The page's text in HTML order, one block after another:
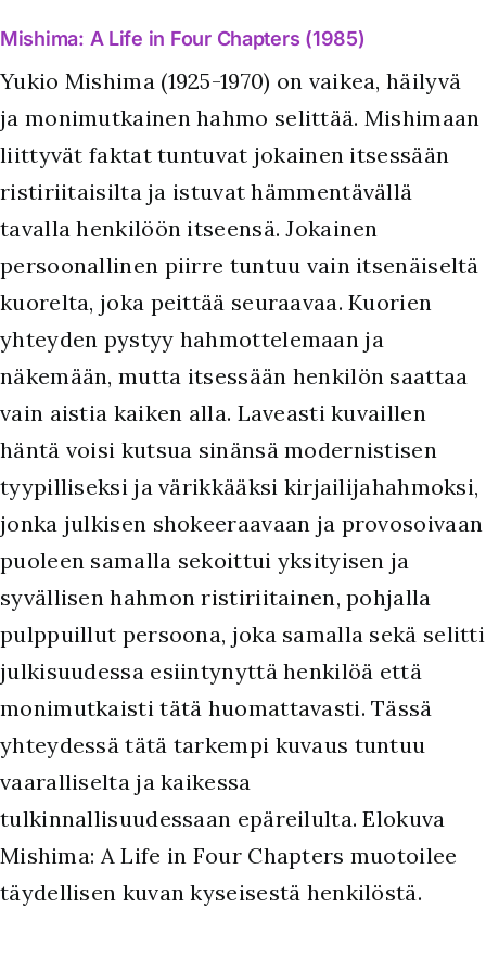
Mishima: A Life in Four Chapters (1985)
Yukio Mishima (1925-1970) on vaikea, häilyvä
ja monimutkainen hahmo selittää. Mishimaan
liittyvät faktat tuntuvat jokainen itsessään
ristiriitaisilta ja istuvat hämmentävällä
tavalla henkilöön itseensä. Jokainen
persoonallinen piirre tuntuu vain itsenäiseltä
kuorelta, joka peittää seuraavaa. Kuorien
yhteyden pystyy hahmottelemaan ja
näkemään, mutta itsessään henkilön saattaa
vain aistia kaiken alla. Laveasti kuvaillen
häntä voisi kutsua sinänsä modernistisen
tyypilliseksi ja värikkääksi kirjailijahahmoksi,
jonka julkisen shokeeraavaan ja provosoivaan
puoleen samalla sekoittui yksityisen ja
syvällisen hahmon ristiriitainen, pohjalla
pulppuillut persoona, joka samalla sekä selitti
julkisuudessa esiintynyttä henkilöä että
monimutkaisti tätä huomattavasti. Tässä
yhteydessä tätä tarkempi kuvaus tuntuu
vaaralliselta ja kaikessa
tulkinnallisuudessaan epäreilulta. Elokuva
Mishima: A Life in Four Chapters muotoilee
täydellisen kuvan kyseisestä henkilöstä.